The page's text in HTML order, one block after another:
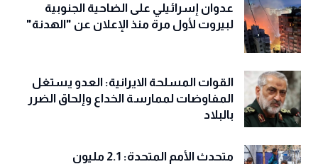
عدوان إسرائيلي على الضاحية الجنوبية
لبيروت لأول مرة منذ الإعلان عن "الهدنة"
القوات المسلحة الايرانية: العدو يستغل
المفاوضات لممارسة الخداع وإلحاق الضرر
بالبلاد
متحدث الأمم المتحدة: 2.1 مليون